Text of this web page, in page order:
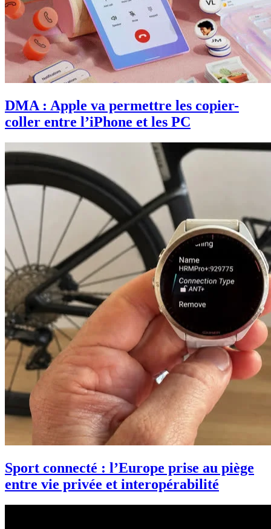
DMA : Apple va permettre les copier-
coller entre l’iPhone et les PC
Sport connecté : l’Europe prise au piège
entre vie privée et interopérabilité